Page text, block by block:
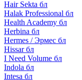
Hair Sekta бл
Halak Professional бл
Health Academy бл
Herbina бл
Hermes / Эрмес бл
Hissar бл
I Need Volume бл
Indola бл
Intesa бл